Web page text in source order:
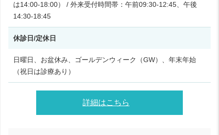
は14:00-18:00） / 外来受付時間帯：午前09:30-12:45、午後
14:30-18:45
休診日/定休日
日曜日、お盆休み、ゴールデンウィーク（GW）、年末年始
（祝日は診療あり）
詳細はこちら